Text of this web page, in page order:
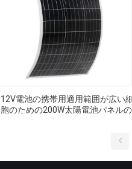
12V電池の携帯用適用範囲が広い細
胞のための200W太陽電池パネルの